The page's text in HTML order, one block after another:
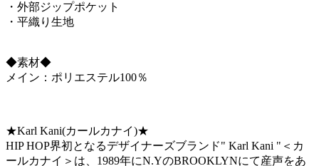
・外部ジップポケット
・平織り生地
◆素材◆
メイン：ポリエステル100％
★Karl Kani(カールカナイ)★
HIP HOP界初となるデザイナーズブランド" Karl Kani "＜カ
ールカナイ＞は、1989年にN.YのBROOKLYNにて産声をあ